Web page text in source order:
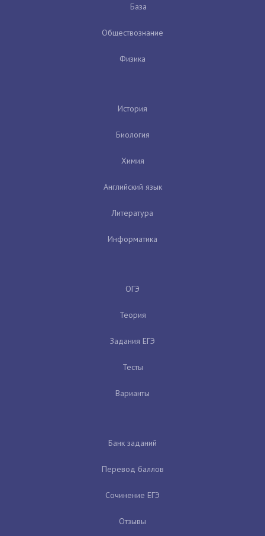
База
Обществознание
Физика
История
Биология
Химия
Английский язык
Литература
Информатика
ОГЭ
Теория
Задания ЕГЭ
Тесты
Варианты
Банк заданий
Перевод баллов
Сочинение ЕГЭ
Отзывы